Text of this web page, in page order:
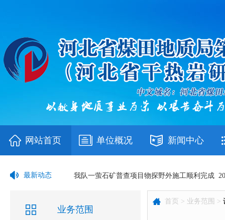
网站首页 单位概况 新闻中心
最新动态
我队在省局“书香地质”主题阅读及征文活动中荣
我队一萤石矿普查项目物探野外施工顺利完成
我队召开2026年上半年工作推进会
业务范围
首页 > 业务范围 >